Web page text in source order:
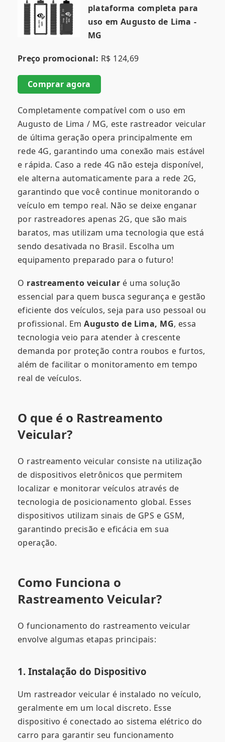
plataforma completa para
uso em Augusto de Lima -
MG
Preço promocional: R$ 124,69
Comprar agora
Completamente compatível com o uso em
Augusto de Lima / MG, este rastreador veicular
de última geração opera principalmente em
rede 4G, garantindo uma conexão mais estável
e rápida. Caso a rede 4G não esteja disponível,
ele alterna automaticamente para a rede 2G,
garantindo que você continue monitorando o
veículo em tempo real. Não se deixe enganar
por rastreadores apenas 2G, que são mais
baratos, mas utilizam uma tecnologia que está
sendo desativada no Brasil. Escolha um
equipamento preparado para o futuro!
O rastreamento veicular é uma solução
essencial para quem busca segurança e gestão
eficiente dos veículos, seja para uso pessoal ou
profissional. EmAugusto de Lima, MG, essa
tecnologia veio para atender à crescente
demanda por proteção contra roubos e furtos,
além de facilitar o monitoramento em tempo
real de veículos.
O que é o Rastreamento
Veicular?
O rastreamento veicular consiste na utilização
de dispositivos eletrônicos que permitem
localizar e monitorar veículos através de
tecnologia de posicionamento global. Esses
dispositivos utilizam sinais de GPS e GSM,
garantindo precisão e eficácia em sua
operação.
Como Funciona o
Rastreamento Veicular?
O funcionamento do rastreamento veicular
envolve algumas etapas principais:
1. Instalação do Dispositivo
Um rastreador veicular é instalado no veículo,
geralmente em um local discreto. Esse
dispositivo é conectado ao sistema elétrico do
carro para garantir seu funcionamento